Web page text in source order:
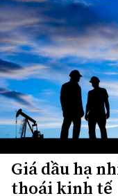
Giá dầu hạ
thoái kinh tế